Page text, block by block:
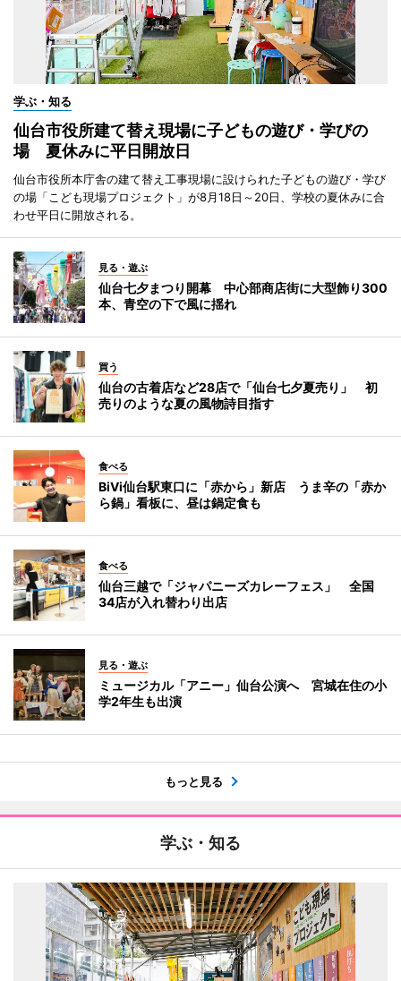
学ぶ・知る
仙台市役所建て替え現場に子どもの遊び・学びの
場 夏休みに平日開放日
仙台市役所本庁舎の建て替え工事現場に設けられた子どもの遊び・学び
の場「こども現場プロジェクト」が8月18日～20日、学校の夏休みに合
わせ平日に開放される。
見る・遊ぶ
仙台七夕まつり開幕 中心部商店街に大型飾り300
本、青空の下で風に揺れ
買う
仙台の古着店など28店で「仙台七夕夏売り」 初
売りのような夏の風物詩目指す
食べる
BiVi仙台駅東口に「赤から」新店 うま辛の「赤か
ら鍋」看板に、昼は鍋定食も
食べる
仙台三越で「ジャパニーズカレーフェス」 全国
34店が入れ替わり出店
見る・遊ぶ
ミュージカル「アニー」仙台公演へ 宮城在住の小
学2年生も出演
もっと見る
学ぶ・知る